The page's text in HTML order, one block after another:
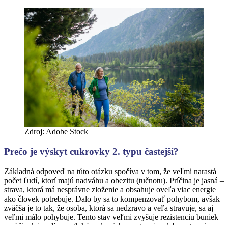
Zdroj: Adobe Stock
Prečo je výskyt cukrovky 2. typu častejší?
Základná odpoveď na túto otázku spočíva v tom, že veľmi narastá
počet ľudí, ktorí majú nadváhu a obezitu (tučnotu). Príčina je jasná –
strava, ktorá má nesprávne zloženie a obsahuje oveľa viac energie
ako človek potrebuje. Dalo by sa to kompenzovať pohybom, avšak
zväčša je to tak, že osoba, ktorá sa nedzravo a veľa stravuje, sa aj
veľmi málo pohybuje. Tento stav veľmi zvyšuje rezistenciu buniek